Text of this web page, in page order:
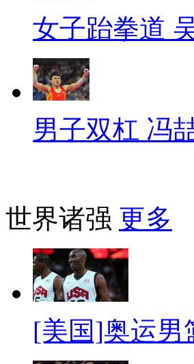
女子跆拳道
男子双杠 冯
世界诸强 更多
[美国]奥运男